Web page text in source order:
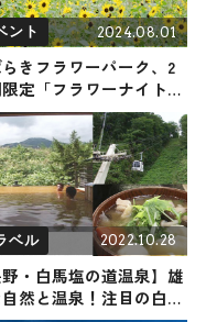
ント 2024.08.01
きフラワーパーク、2
限定「フラワーナイトマ
ト」初開催 ひまわり
にライブ・グルメなど
ベル 2022.10.28
野・白馬塩の道温泉】雄
然と温泉！注目の白馬